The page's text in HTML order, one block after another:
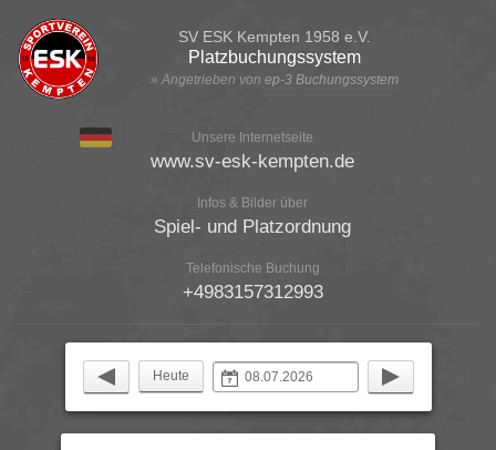
SV ESK Kempten 1958 e.V.
Platzbuchungssystem
» Angetrieben von ep-3 Buchungssystem
Unsere Internetseite
www.sv-esk-kempten.de
Infos & Bilder über
Spiel- und Platzordnung
Telefonische Buchung
+4983157312993
Heute